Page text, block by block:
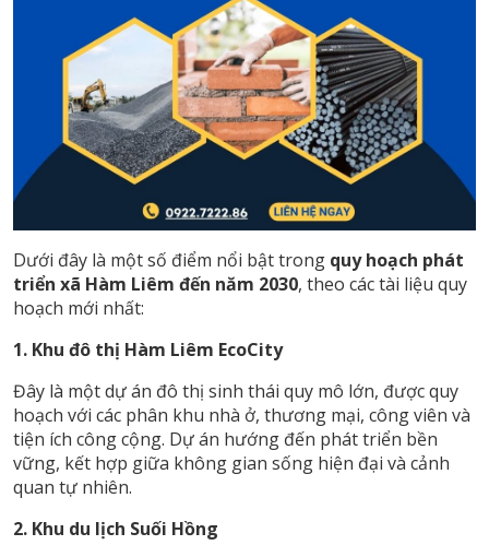
Dưới đây là một số điểm nổi bật trong quy hoạch phát
triển xã Hàm Liêm đến năm 2030, theo các tài liệu quy
hoạch mới nhất:
1. Khu đô thị Hàm Liêm EcoCity
Đây là một dự án đô thị sinh thái quy mô lớn, được quy
hoạch với các phân khu nhà ở, thương mại, công viên và
tiện ích công cộng. Dự án hướng đến phát triển bền
vững, kết hợp giữa không gian sống hiện đại và cảnh
quan tự nhiên.
2. Khu du lịch Suối Hồng